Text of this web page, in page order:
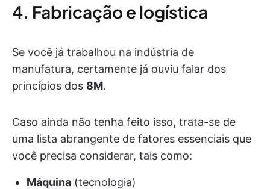
4. Fabricação e logística
Se você já trabalhou na indústria de
manufatura, certamente já ouviu falar dos
princípios dos 8M.
Caso ainda não tenha feito isso, trata-se de
uma lista abrangente de fatores essenciais que
você precisa considerar, tais como:
Máquina (tecnologia)